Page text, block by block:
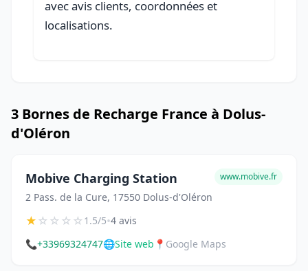
avec avis clients, coordonnées et
localisations.
3 Bornes de Recharge France à Dolus-
d'Oléron
Mobive Charging Station
2 Pass. de la Cure, 17550 Dolus-d'Oléron
www.mobive.fr
★☆☆☆☆1.5/5•4 avis
📞+33969324747🌐Site web 📍 Google Maps